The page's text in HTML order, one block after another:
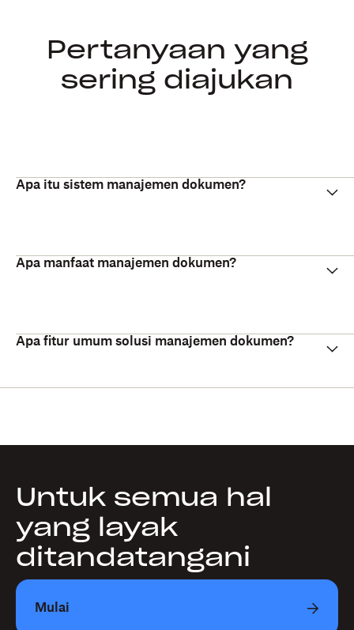
Pertanyaan yang
sering diajukan
Apa itu sistem manajemen dokumen?
Apa manfaat manajemen dokumen?
Apa fitur umum solusi manajemen dokumen?
Untuk semua hal
yang layak
ditandatangani
Mulai